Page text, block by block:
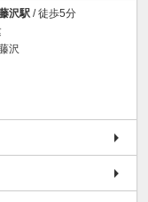
沢駅 / 徒歩5分
沢